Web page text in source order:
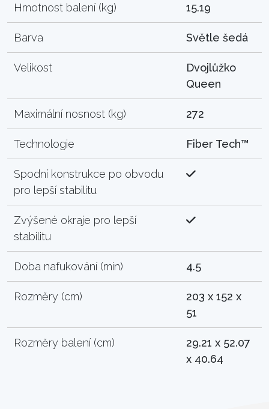
Hmotnost balení (kg) 15.19
Barva Světle šedá
Velikost
Dvojlůžko
Queen
Maximální nosnost (kg) 272
Technologie Fiber Tech™
Spodní konstrukce po obvodu
pro lepší stabilitu
Zvýšené okraje pro lepší
stabilitu
Doba nafukování (min) 4.5
Rozměry (cm)
203 x 152 x
51
Rozměry balení (cm)
29.21 x 52.07
x 40.64